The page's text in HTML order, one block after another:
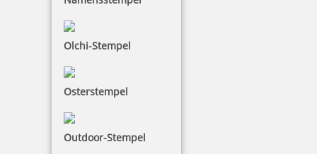
Olchi-Stempel
Osterstempel
Outdoor-Stempel